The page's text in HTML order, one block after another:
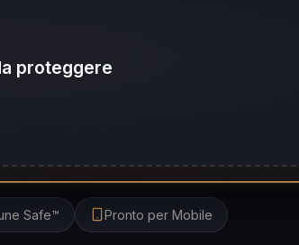
proteggere
Safe™ Pronto per Mobile